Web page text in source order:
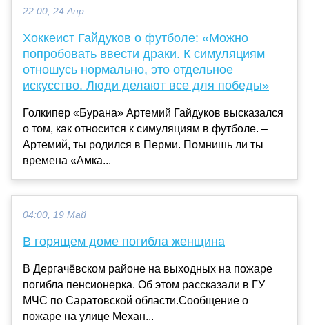
22:00, 24 Апр
Хоккеист Гайдуков о футболе: «Можно
попробовать ввести драки. К симуляциям
отношусь нормально, это отдельное
искусство. Люди делают все для победы»
Голкипер «Бурана» Артемий Гайдуков высказался
о том, как относится к симуляциям в футболе. –
Артемий, ты родился в Перми. Помнишь ли ты
времена «Амка...
04:00, 19 Май
В горящем доме погибла женщина
В Дергачёвском районе на выходных на пожаре
погибла пенсионерка. Об этом рассказали в ГУ
МЧС по Саратовской области.Сообщение о
пожаре на улице Механ...